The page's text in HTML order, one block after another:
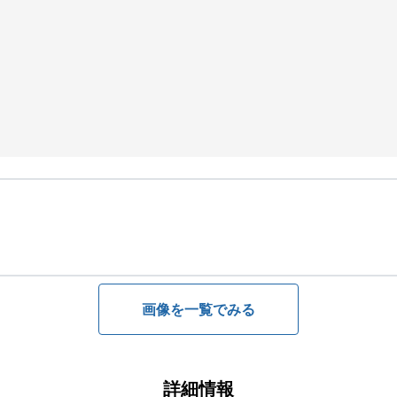
画像を一覧でみる
詳細情報